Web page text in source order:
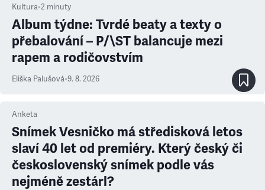
Kultura•2 minuty
Album týdne: Tvrdé beaty a texty o
přebalování – P/\ST balancuje mezi
rapem a rodičovstvím
Eliška Palušová•9. 8. 2026
Anketa
Snímek Vesničko má středisková letos
slaví 40 let od premiéry. Který český či
československý snímek podle vás
nejméně zestárl?